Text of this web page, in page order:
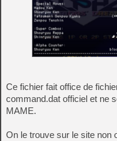
Ce fichier fait office de
command.dat officiel et ne
MAME.
On le trouve sur le site non